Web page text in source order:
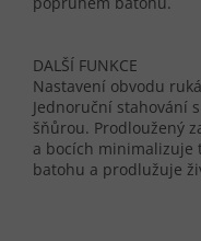
DALŠÍ FUNKCE
Nastavení obvodu
Jednoruční stahování
šňůrou. Prodloužený
a bocích
batohu a prodlužuje